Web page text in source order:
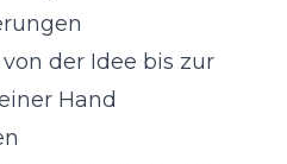
der Idee bis zur
Hand